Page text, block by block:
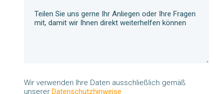
Wir verwenden Ihre Daten ausschließlich gemäß
unserer Datenschutzhinweise